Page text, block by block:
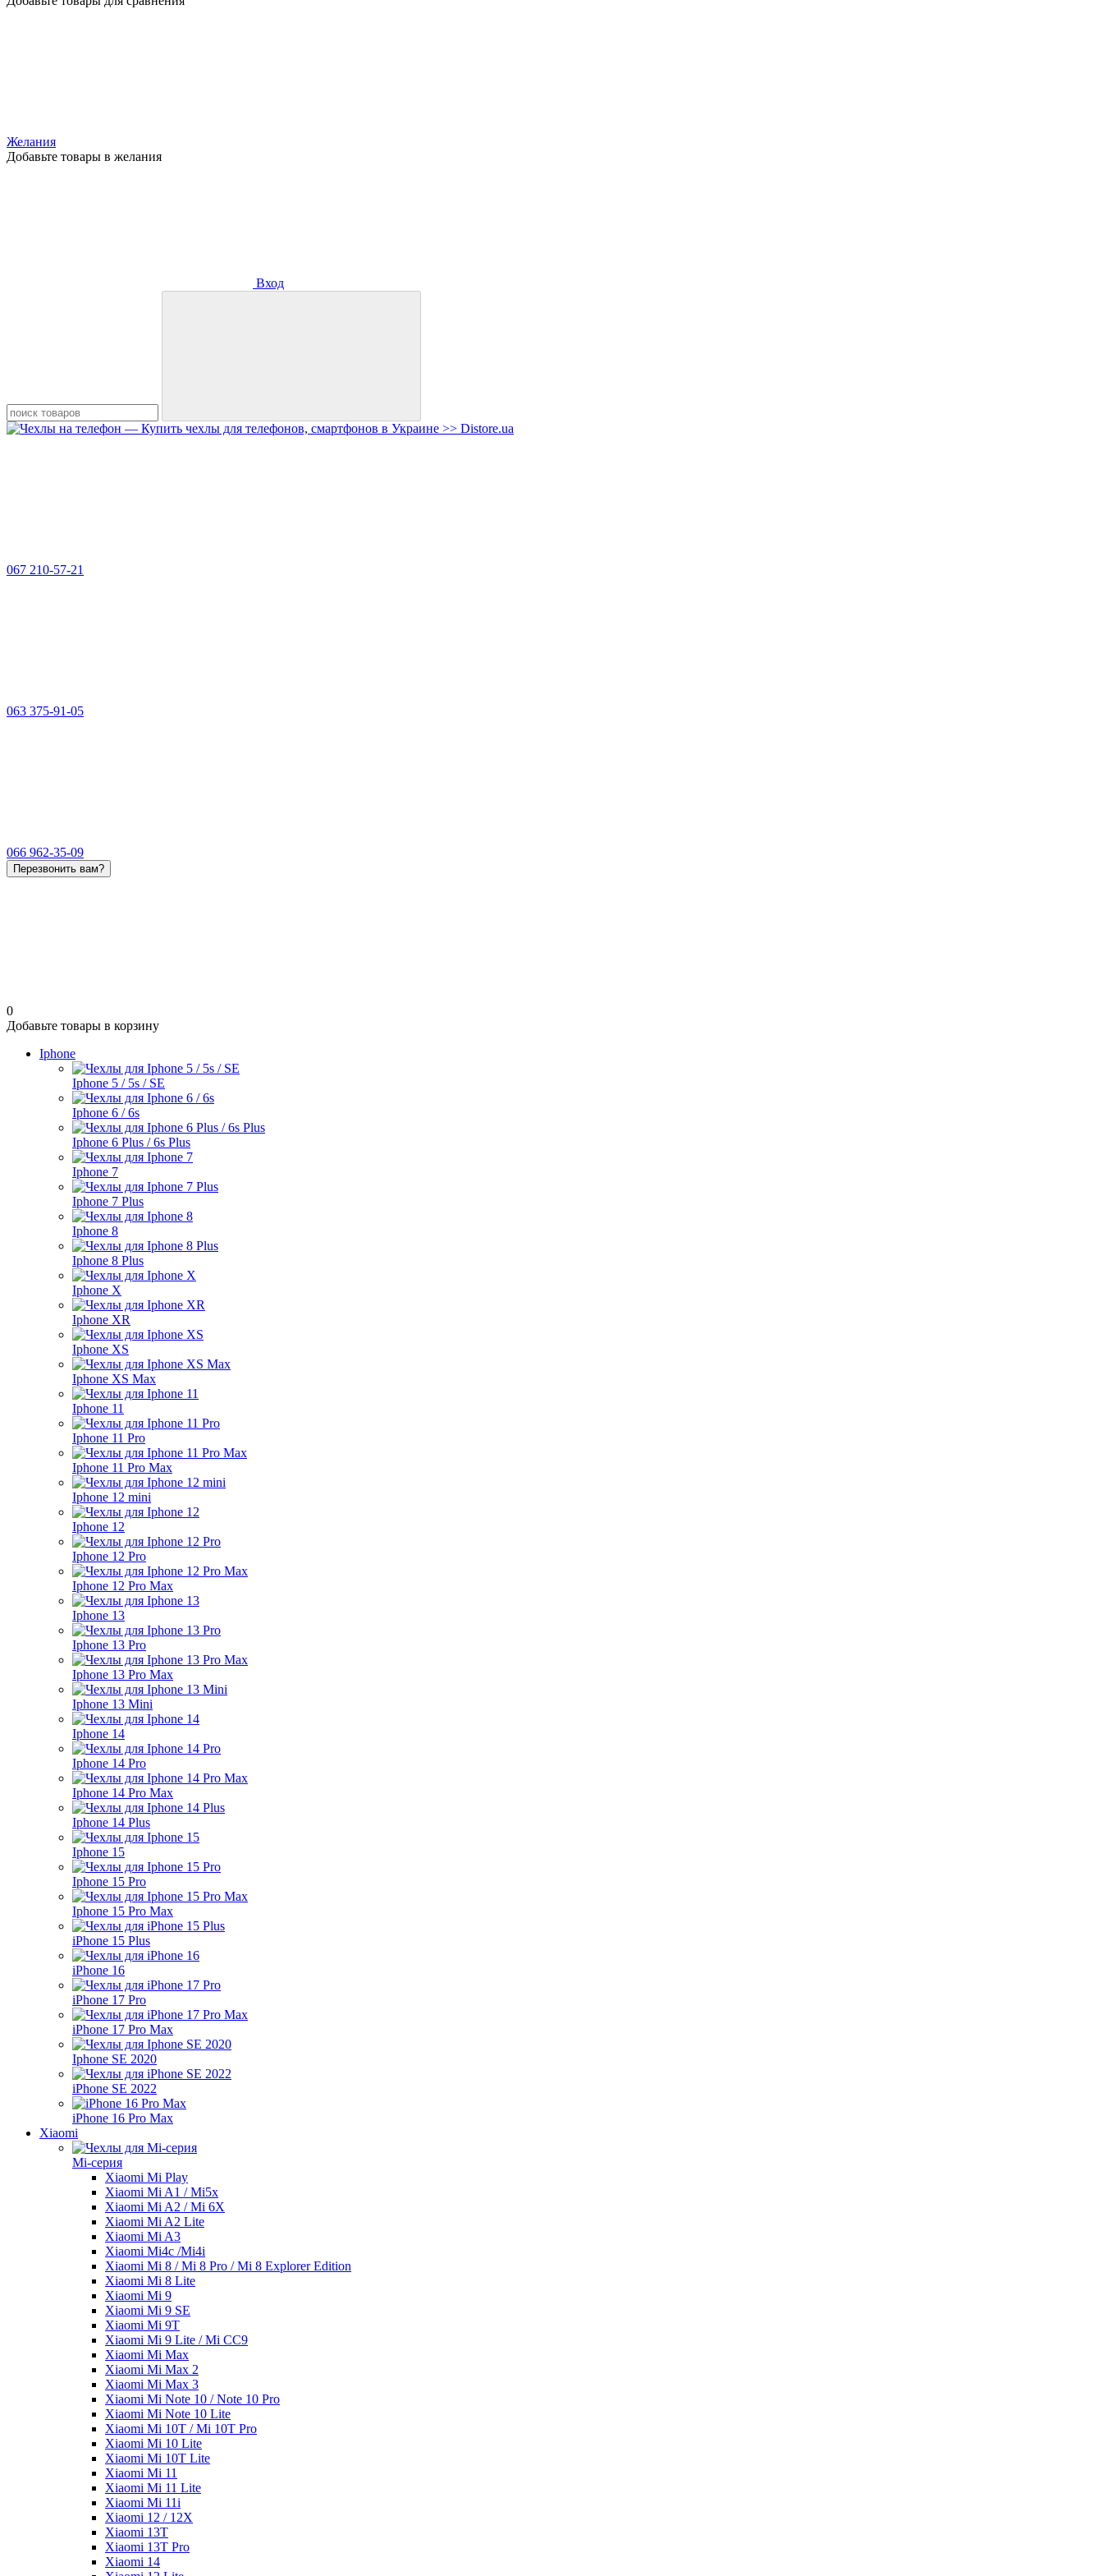
Желания
Добавьте товары в желания
Вход
067 210-57-21
063 375-91-05
066 962-35-09
Перезвонить вам?
0
Добавьте товары в корзину
Iphone
Iphone 5 / 5s / SE
Iphone 6 / 6s
Iphone 6 Plus / 6s Plus
Iphone 7
Iphone 7 Plus
Iphone 8
Iphone 8 Plus
Iphone X
Iphone XR
Iphone XS
Iphone XS Max
Iphone 11
Iphone 11 Pro
Iphone 11 Pro Max
Iphone 12 mini
Iphone 12
Iphone 12 Pro
Iphone 12 Pro Max
Iphone 13
Iphone 13 Pro
Iphone 13 Pro Max
Iphone 13 Mini
Iphone 14
Iphone 14 Pro
Iphone 14 Pro Max
Iphone 14 Plus
Iphone 15
Iphone 15 Pro
Iphone 15 Pro Max
iPhone 15 Plus
iPhone 16
iPhone 17 Pro
iPhone 17 Pro Max
Iphone SE 2020
iPhone SE 2022
iPhone 16 Pro Max
Xiaomi
Mi-серия
Xiaomi Mi Play
Xiaomi Mi A1 / Mi5x
Xiaomi Mi A2 / Mi 6X
Xiaomi Mi A2 Lite
Xiaomi Mi A3
Xiaomi Mi4c /Mi4i
Xiaomi Mi 8 / Mi 8 Pro / Mi 8 Explorer Edition
Xiaomi Mi 8 Lite
Xiaomi Mi 9
Xiaomi Mi 9 SE
Xiaomi Mi 9T
Xiaomi Mi 9 Lite / Mi CC9
Xiaomi Mi Max
Xiaomi Mi Max 2
Xiaomi Mi Max 3
Xiaomi Mi Note 10 / Note 10 Pro
Xiaomi Mi Note 10 Lite
Xiaomi Mi 10T / Mi 10T Pro
Xiaomi Mi 10 Lite
Xiaomi Mi 10T Lite
Xiaomi Mi 11
Xiaomi Mi 11 Lite
Xiaomi Mi 11i
Xiaomi 12 / 12X
Xiaomi 13T
Xiaomi 13T Pro
Xiaomi 14